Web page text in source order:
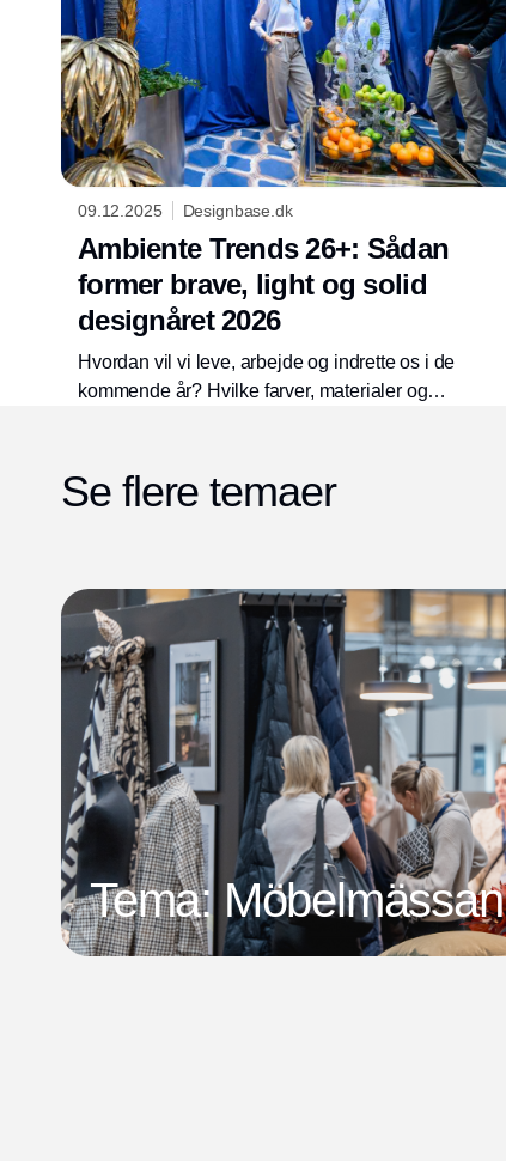
09.12.2025 Designbase.dk
Ambiente Trends 26+: Sådan
former brave, light og solid
designåret 2026
Hvordan vil vi leve, arbejde og indrette os i de
kommende år? Hvilke farver, materialer og
spørgsmål, Ambiente Trends 26+ giver tre
markante svar på: brave, light og solid.
Se flere temaer
Tema: